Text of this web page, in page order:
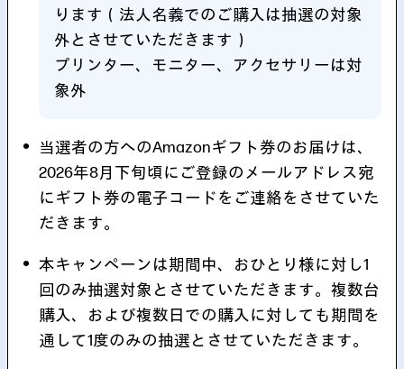
ります（法人名義でのご購入は抽選の対象
外とさせていただきます）
プリンター、モニター、アクセサリーは対
象外
当選者の方へのAmazonギフト券のお届けは、
2026年8月下旬頃にご登録のメールアドレス宛
にギフト券の電子コードをご連絡をさせていた
だきます。
本キャンペーンは期間中、おひとり様に対し1
回のみ抽選対象とさせていただきます。複数台
購入、および複数日での購入に対しても期間を
通して1度のみの抽選とさせていただきます。